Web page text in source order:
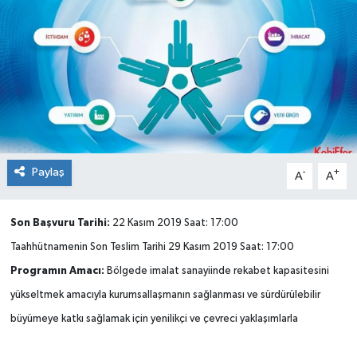
Paylaş A- A+
Son Başvuru Tarihi: 22 Kasım 2019 Saat: 17:00
Taahhütnamenin Son Teslim Tarihi 29 Kasım 2019 Saat: 17:00
Programın Amacı: Bölgede imalat sanayiinde rekabet kapasitesini
yükseltmek amacıyla kurumsallaşmanın sağlanması ve sürdürülebilir
büyümeye katkı sağlamak için yenilikçi ve çevreci yaklaşımlarla
SEKTÖR
ŞİRKET PANO
SÖYLEŞİ
ÜLKE